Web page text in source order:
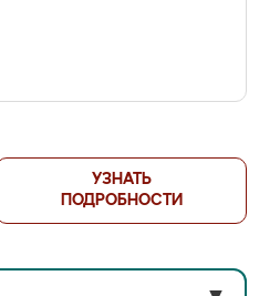
УЗНАТЬ
ПОДРОБНОСТИ